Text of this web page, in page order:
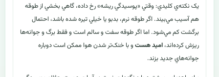
يک نکته‌ي کليدي: وقتي «پوسيدگي ريشه» رخ داده، گاهي بخشي از طوقه
هم آسيب مي‌بيند. اگر طوقه نرم، بدبو يا خيلي تيره شده باشد، احتمال
برگشت کم مي‌شود. اما اگر طوقه سفت و سالم است و فقط برگ و جوانه‌ها
ريزش کرده‌اند، اميد هست و با خنک‌تر شدن هوا ممکن است دوباره
جوانه‌هاي جديد بزند.